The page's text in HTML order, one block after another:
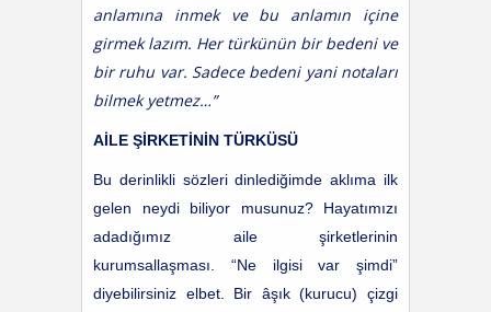
anlamına inmek ve bu anlamın içine
girmek lazım. Her türkünün bir bedeni ve
bir ruhu var. Sadece bedeni yani notaları
bilmek yetmez…”
AİLE ŞİRKETİNİN TÜRKÜSÜ
Bu derinlikli sözleri dinlediğimde aklıma ilk
gelen neydi biliyor musunuz? Hayatımızı
adadığımız aile şirketlerinin
kurumsallaşması. “Ne ilgisi var şimdi”
diyebilirsiniz elbet. Bir âşık (kurucu) çizgi